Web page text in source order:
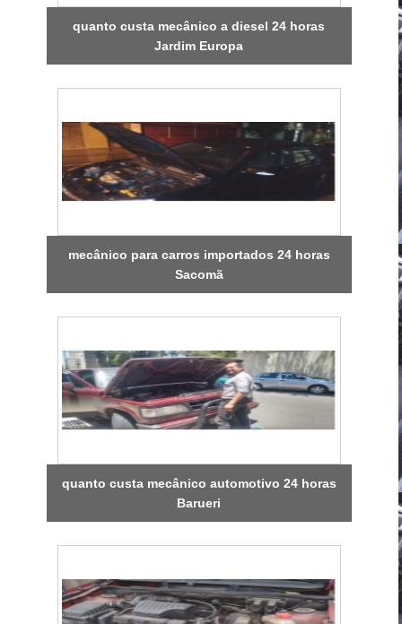
quanto custa mecânico a diesel 24 horas
Jardim Europa
mecânico para carros importados 24 horas
Sacomã
quanto custa mecânico automotivo 24 horas
Barueri